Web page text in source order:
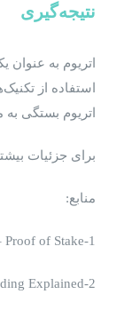
نتیجه‌گیری
استفاده از
اتریوم بستگی
برای جزئیات
منابع:
1-Ethereum.org – Proof of Stake
2-Binance Academy – Sharding Explained